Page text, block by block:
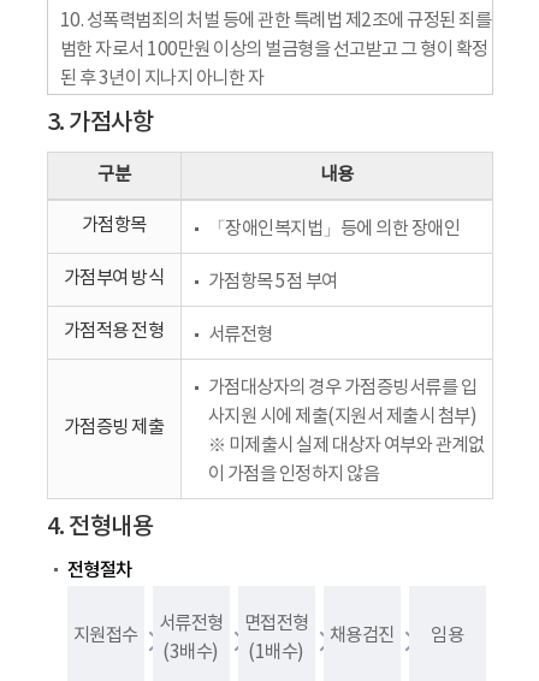
10. 성폭력범죄의 처벌 등에 관한 특례법 제2조에 규정된 죄를
범한 자로서 100만원 이상의 벌금형을 선고받고 그 형이 확정
된 후 3년이 지나지 아니한 자
3. 가점사항
구분 내용
가점항목 「장애인복지법」등에 의한 장애인
가점부여 방식 가점항목 5점 부여
가점적용 전형 서류전형
가점증빙 제출
가점대상자의 경우 가점증빙서류를 입
사지원 시에 제출(지원서 제출시 첨부)
※ 미제출시 실제 대상자 여부와 관계없
이 가점을 인정하지 않음
4. 전형내용
전형절차
지원접수
서류전형
(3배수)
면접전형
(1배수)
채용검진 임용